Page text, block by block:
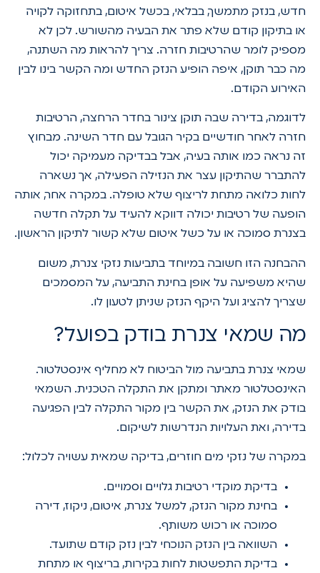
חדש, בנזק מתמשך, בבלאי, בכשל איטום, בתחזוקה לקויה
או בתיקון קודם שלא פתר את הבעיה מהשורש. לכן לא
מספיק לומר שהרטיבות חזרה. צריך להראות מה השתנה,
מה כבר תוקן, איפה הופיע הנזק החדש ומה הקשר בינו לבין
האירוע הקודם.
לדוגמה, בדירה שבה תוקן צינור בחדר הרחצה, הרטיבות
חזרה לאחר חודשיים בקיר הגובל עם חדר השינה. מבחוץ
זה נראה כמו אותה בעיה, אבל בבדיקה מעמיקה יכול
להתברר שהתיקון עצר את הנזילה הפעילה, אך נשארה
לחות כלואה מתחת לריצוף שלא טופלה. במקרה אחר, אותה
הופעה של רטיבות יכולה דווקא להעיד על תקלה חדשה
בצנרת סמוכה או על כשל איטום שלא קשור לתיקון הראשון.
ההבחנה הזו חשובה במיוחד בתביעות נזקי צנרת, משום
שהיא משפיעה על אופן בחינת התביעה, על המסמכים
שצריך להציג ועל היקף הנזק שניתן לטעון לו.
מה שמאי צנרת בודק בפועל?
שמאי צנרת בתביעה מול הביטוח לא מחליף אינסטלטור.
האינסטלטור מאתר ומתקן את התקלה הטכנית. השמאי
בודק את הנזק, את הקשר בין מקור התקלה לבין הפגיעה
בדירה, ואת העלויות הנדרשות לשיקום.
במקרה של נזקי מים חוזרים, בדיקה שמאית עשויה לכלול:
בדיקת מוקדי רטיבות גלויים וסמויים.
בחינת מקור הנזק, למשל צנרת, איטום, ניקוז, דירה
סמוכה או רכוש משותף.
השוואה בין הנזק הנוכחי לבין נזק קודם שתועד.
בדיקת התפשטות לחות בקירות, בריצוף או מתחת